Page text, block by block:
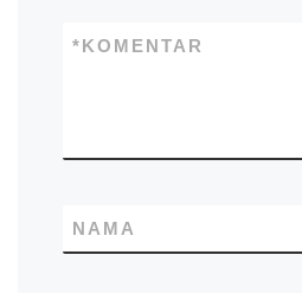
KOMENTAR
*
NAMA